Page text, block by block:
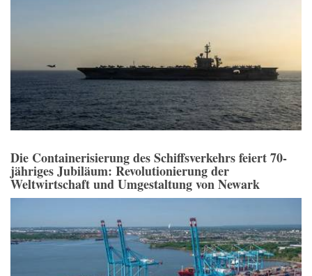
Die Containerisierung des Schiffsverkehrs feiert 70-
jähriges Jubiläum: Revolutionierung der
Weltwirtschaft und Umgestaltung von Newark